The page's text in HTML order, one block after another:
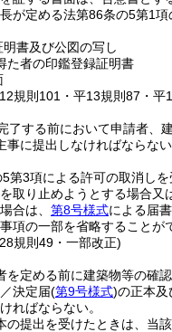
が定める法第86条の5第1
書及び公図の写し
た者の印鑑登録証明書
規則101・平13規則87・平
了する前において申請者、
に提出しなければならない
第3項による許可の取消し
取り止めようとする場合
合は、 第8号様式による届
項の一部を省略することが
規則49・一部改正)
定める前に建築物等の確
決定届(第9号様式)の正本及
ればならない。
の提出を受けたときは、当